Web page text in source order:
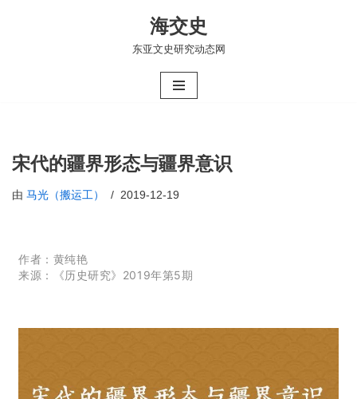
海交史
东亚文史研究动态网
宋代的疆界形态与疆界意识
由 马光（搬运工） 2019-12-19
作者： 黄纯艳
来源：《历史研究》2019年第5期